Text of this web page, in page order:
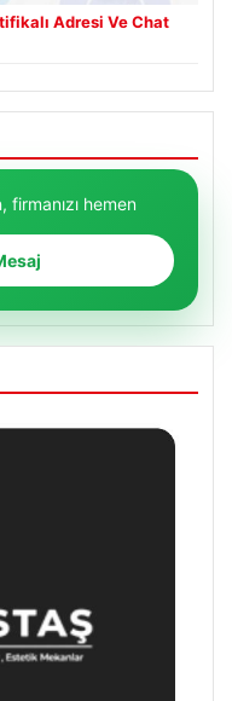
Adresi Ve Chat
hemen